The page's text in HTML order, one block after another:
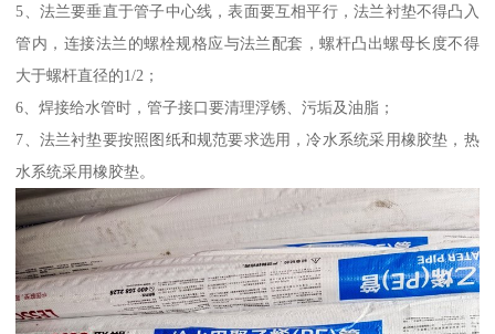
5、法兰要垂直于管子中心线，表面要互相平行，法兰衬垫不得凸入
管内，连接法兰的螺栓规格应与法兰配套，螺杆凸出螺母长度不得
大于螺杆直径的1/2；
6、焊接给水管时，管子接口要清理浮锈、污垢及油脂；
7、法兰衬垫要按照图纸和规范要求选用，冷水系统采用橡胶垫，热
水系统采用橡胶垫。